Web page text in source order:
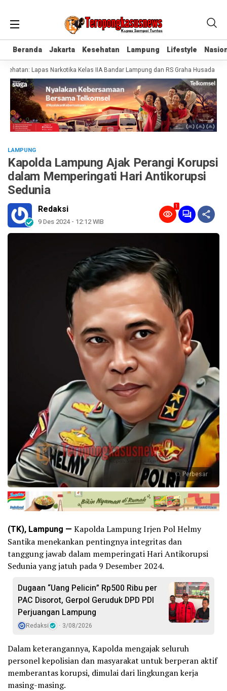
Beranda Jakarta Kesehatan Lampung Lifestyle
Beranda Jakarta Kesehatan Lampung Lifestyle
Lapas Narkotika Kelas IIA Bandar Lampung dan RS Graha Husada
LAMPUNG
Kapolda Lampung Ajak Perangi Korupsi
dalam Memperingati Hari Antikorupsi
Sedunia
Redaksi
9 Des 2024 - 12:12 WIB
1
Perbesar
(TK), Lampung — Kapolda Lampung Irjen Pol Helmy
Santika menekankan pentingnya integritas dan
tanggung jawab dalam memperingati Hari Antikorupsi
Sedunia yang jatuh pada 9 Desember 2024.
Dugaan “Uang Pelicin” Rp500 Ribu per
PAC Disorot, Gerpol Geruduk DPD PDI
Perjuangan Lampung
Redaksi 3/08/2026
Dalam keterangannya, Kapolda mengajak seluruh
personel kepolisian dan masyarakat untuk berperan aktif
memberantas korupsi, dimulai dari lingkungan kerja
masing-masing.